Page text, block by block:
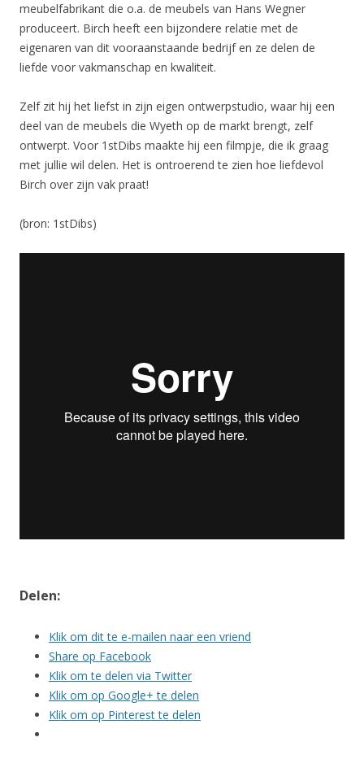
meubelfabrikant die o.a. de meubels van Hans Wegner
produceert. Birch heeft een bijzondere relatie met de
eigenaren van dit vooraanstaande bedrijf en ze delen de
liefde voor vakmanschap en kwaliteit.
Zelf zit hij het liefst in zijn eigen ontwerpstudio, waar hij een
deel van de meubels die Wyeth op de markt brengt, zelf
ontwerpt. Voor 1stDibs maakte hij een filmpje, die ik graag
met jullie wil delen. Het is ontroerend te zien hoe liefdevol
Birch over zijn vak praat!
(bron: 1stDibs)
Delen:
Klik om dit te e-mailen naar een vriend
Share op Facebook
Klik om te delen via Twitter
Klik om op Google+ te delen
Klik om op Pinterest te delen